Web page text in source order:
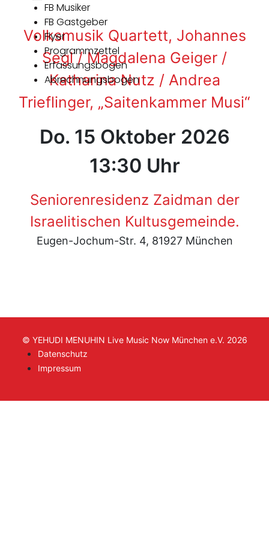
FB Musiker
FB Gastgeber
Flyer
Programmzettel
Erfassungsbogen
Abrechnungsbogen
Volksmusik Quartett, Johannes
Segl / Magdalena Geiger /
Katharina Nutz / Andrea
Trieflinger, „Saitenkammer Musi“
Do. 15 Oktober 2026
13:30 Uhr
Seniorenresidenz Zaidman der
Israelitischen Kultusgemeinde.
Eugen-Jochum-Str. 4, 81927 München
© YEHUDI MENUHIN Live Music Now München e.V. 2026
Datenschutz
Impressum